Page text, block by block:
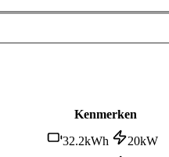
Kenmerken
32.2kWh 20kW